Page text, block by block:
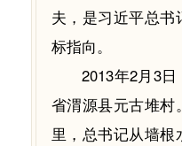
夫，是习近平总书
标指向。
2013年2月3日
省渭源县元古堆
里，总书记从墙